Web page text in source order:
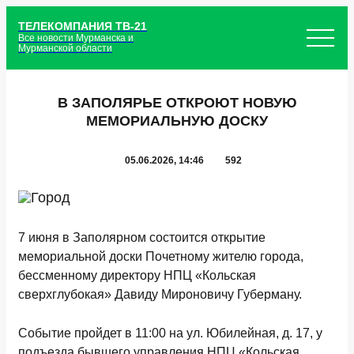
ТЕЛЕКОМПАНИЯ ТВ-21
Все новости Мурманска и
Мурманской области
В ЗАПОЛЯРЬЕ ОТКРОЮТ НОВУЮ
МЕМОРИАЛЬНУЮ ДОСКУ
05.06.2026, 14:46 592
7 июня в Заполярном состоится открытие
мемориальной доски Почетному жителю города,
бессменному директору НПЦ «Кольская
сверхглубокая» Давиду Мироновичу Губерману.
Событие пройдет в 11:00 на ул. Юбилейная, д. 17, у